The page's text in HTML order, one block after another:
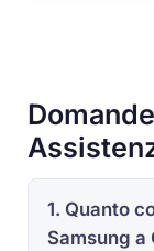
1. Quanto
Samsung a